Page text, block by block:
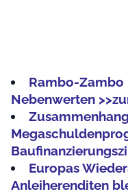
Rambo-Zambo
Nebenwerten
Europas
Anleiherenditen